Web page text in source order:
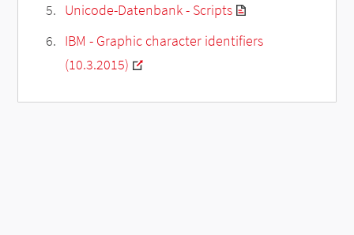
Unicode-Datenbank - Scripts
IBM - Graphic character identifiers
(10.3.2015)